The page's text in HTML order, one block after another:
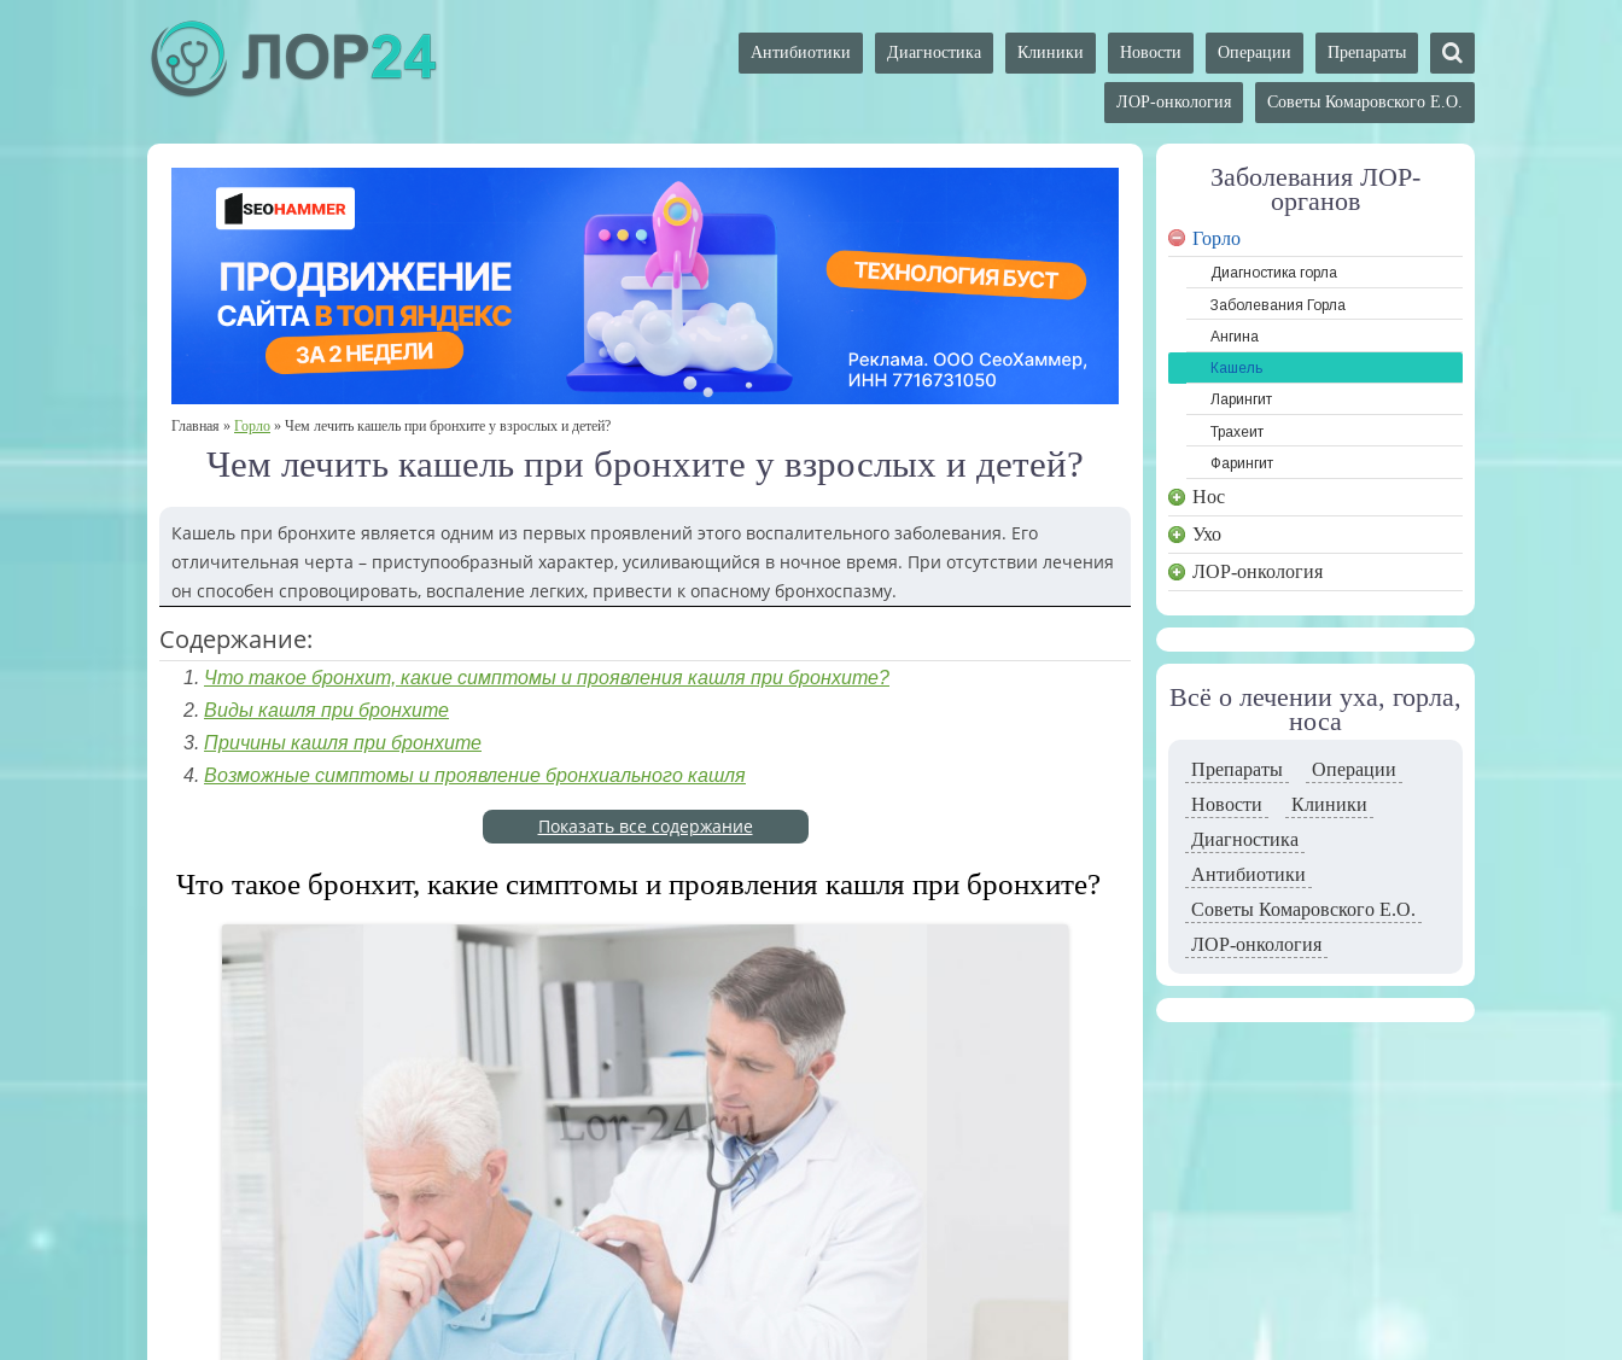
Препараты
Операции
Новости
Клиники
Диагностика
Антибиотики
Советы Комаровского Е.О.
ЛОР-онкология
Главная » Горло » Чем лечить кашель при бронхите у взрослых и детей?
Чем лечить кашель при бронхите у взрослых и детей?
Кашель при бронхите является одним из первых проявлений этого воспалительного заболевания. Его
отличительная черта – приступообразный характер, усиливающийся в ночное время. При отсутствии лечения
он способен спровоцировать, воспаление легких, привести к опасному бронхоспазму.
Содержание:
Что такое бронхит, какие симптомы и проявления кашля при бронхите?
Виды кашля при бронхите
Причины кашля при бронхите
Возможные симптомы и проявление бронхиального кашля
Показать все содержание
Что такое бронхит, какие симптомы и проявления кашля при бронхите?
Заболевания ЛОР-
органов
Горло
Диагностика горла
Заболевания Горла
Ангина
Кашель
Ларингит
Трахеит
Фарингит
Нос
Ухо
ЛОР-онкология
Всё о лечении уха, горла,
носа
Препараты
Операции
Новости
Клиники
Диагностика
Антибиотики
Советы Комаровского Е.О.
ЛОР-онкология